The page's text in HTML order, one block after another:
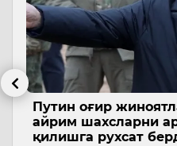
Путин оғир
айрим шахсларни
қилишга рухсат